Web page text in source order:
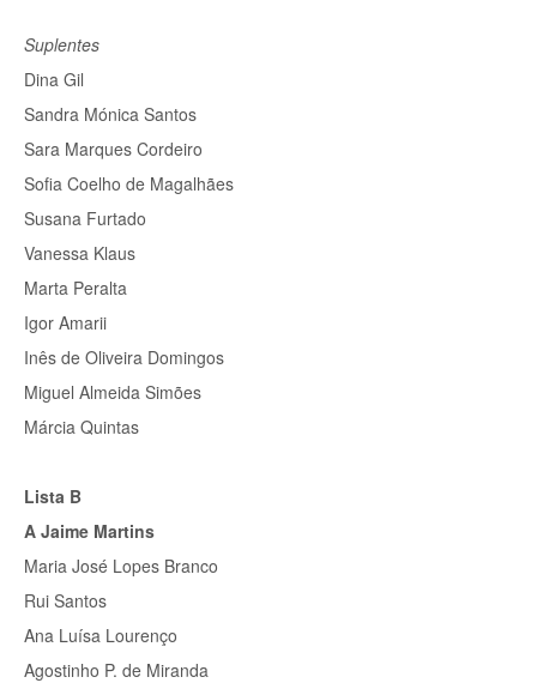
Suplentes
Dina Gil
Sandra Mónica Santos
Sara Marques Cordeiro
Sofia Coelho de Magalhães
Susana Furtado
Vanessa Klaus
Marta Peralta
Igor Amarii
Inês de Oliveira Domingos
Miguel Almeida Simões
Márcia Quintas
Lista B
A Jaime Martins
Maria José Lopes Branco
Rui Santos
Ana Luísa Lourenço
Agostinho P. de Miranda